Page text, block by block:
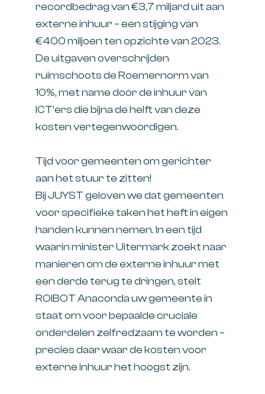
recordbedrag van €3,7 miljard uit aan
externe inhuur – een stijging van
€400 miljoen ten opzichte van 2023.
De uitgaven overschrijden
ruimschoots de Roemernorm van
10%, met name door de inhuur van
ICT’ers die bijna de helft van deze
kosten vertegenwoordigen.
Tijd voor gemeenten om gerichter
aan het stuur te zitten!
Bij JUYST geloven we dat gemeenten
voor specifieke taken het heft in eigen
handen kunnen nemen. In een tijd
waarin minister Uitermark zoekt naar
manieren om de externe inhuur met
een derde terug te dringen, stelt
ROIBOT Anaconda uw gemeente in
staat om voor bepaalde cruciale
onderdelen zelfredzaam te worden –
precies daar waar de kosten voor
externe inhuur het hoogst zijn.